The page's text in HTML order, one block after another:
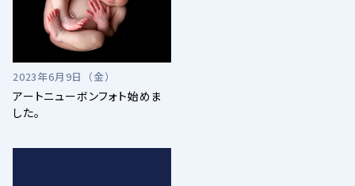
2023年6月9日（金）
アートニューボンフォト始めま
した。